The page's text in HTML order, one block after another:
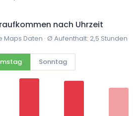
nach Uhrzeit
Daten · Ø Aufenthalt: 2,5 Stunden
Sonntag